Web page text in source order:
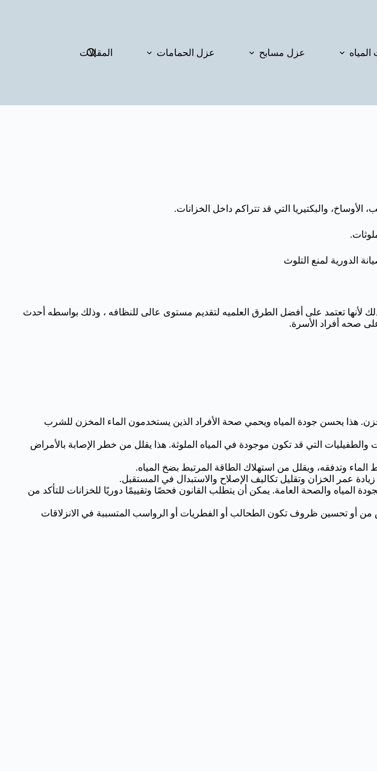
عزل مسابح عزل الحمامات المقالات
والبكتيريا التي قد تتراكم داخل الخزانات.
الدورية لمنع التلوث
لأنها تعتمد على أفضل الطرق العلميه لتقديم مستوى عالى للنظافه ، وذلك بواسطه أحدث
صحه أفراد الأسرة.
هذا يحسن جودة المياه ويحمي صحة الأفراد الذين يستخدمون الماء المخزن للشرب
التي قد تكون موجودة في المياه الملوثة. هذا يقلل من خطر الإصابة بالأمراض
وتدفقه، ويقلل من استهلاك الطاقة المرتبط بضخ المياه.
عمر الخزان وتقليل تكاليف الإصلاح والاستبدال في المستقبل.
المياه والصحة العامة. يمكن أن يتطلب القانون فحصًا وتقييمًا دوريًا للخزانات للتأكد من
أو تحسين ظروف تكون الطحالب أو الفطريات أو الرواسب المتسببة في الانزلاقات